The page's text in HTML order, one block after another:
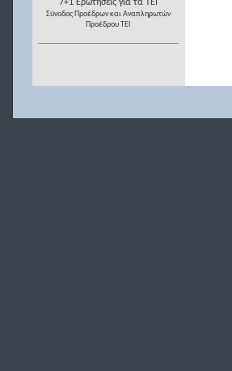
7+1 Ερωτήσεις για τα ΤΕΙ
Σύνοδος Προέδρων και Αναπληρωτών
Προέδρου ΤΕΙ